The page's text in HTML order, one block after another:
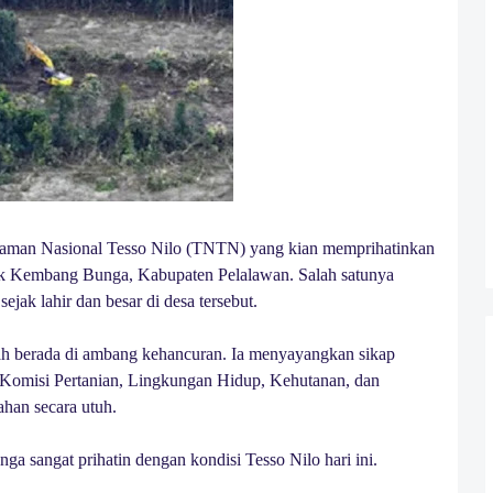
Nasional Tesso Nilo (TNTN) yang kian memprihatinkan
Bunga, Kabupaten Pelalawan. Salah satunya
lahir dan besar di desa tersebut.
berada di ambang kehancuran. Ia menyayangkan sikap
Pertanian, Lingkungan Hidup, Kehutanan, dan
secara utuh.
sangat prihatin dengan kondisi Tesso Nilo hari ini.